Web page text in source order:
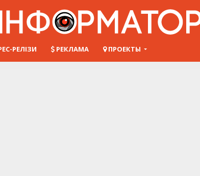
РЕЛІЗИ РЕКЛАМА ПРОЕКТЫ